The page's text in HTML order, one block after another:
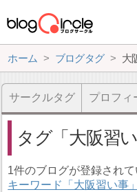
ホーム ブログタグ 大
サークルタグ プロフィ
タグ 大阪習
1件のブログが登録されて
キーワード「大阪習い事